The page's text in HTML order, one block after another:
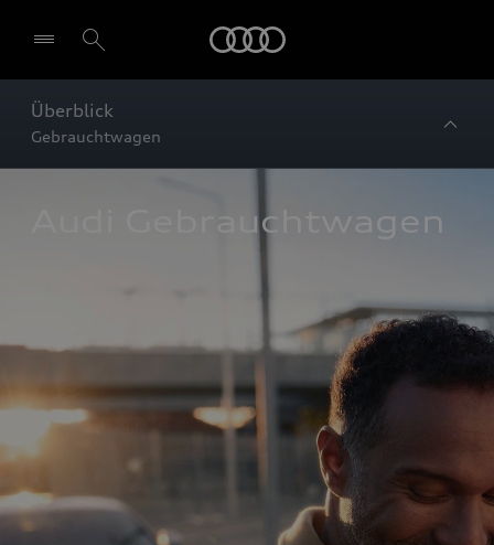
Überblick
Gebrauchtwagen
Audi Gebrauchtwagen